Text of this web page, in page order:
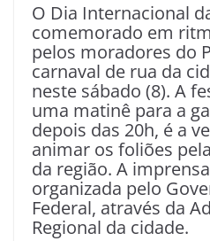
O Dia Internacional
comemorado em
pelos moradores do
carnaval de rua da
neste sábado (8). A
uma matinê para a
depois das 20h, é a
animar os foliões
da região. A
organizada pelo
Federal, através da
Regional da cidade.